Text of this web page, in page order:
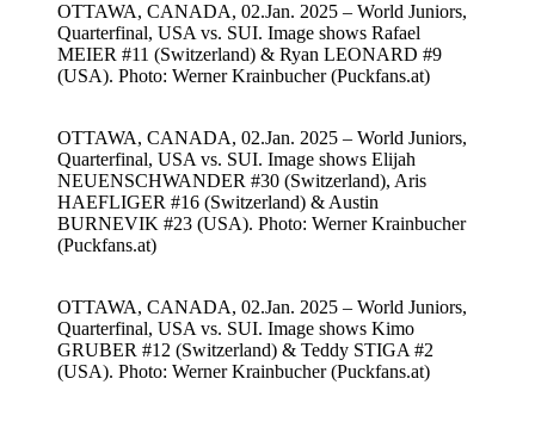
OTTAWA, CANADA, 02.Jan. 2025 – World Juniors,
Quarterfinal, USA vs. SUI. Image shows Rafael
MEIER #11 (Switzerland) & Ryan LEONARD #9
(USA). Photo: Werner Krainbucher (Puckfans.at)
OTTAWA, CANADA, 02.Jan. 2025 – World Juniors,
Quarterfinal, USA vs. SUI. Image shows Elijah
NEUENSCHWANDER #30 (Switzerland), Aris
HAEFLIGER #16 (Switzerland) & Austin
BURNEVIK #23 (USA). Photo: Werner Krainbucher
(Puckfans.at)
OTTAWA, CANADA, 02.Jan. 2025 – World Juniors,
Quarterfinal, USA vs. SUI. Image shows Kimo
GRUBER #12 (Switzerland) & Teddy STIGA #2
(USA). Photo: Werner Krainbucher (Puckfans.at)